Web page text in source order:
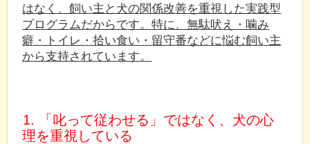
はなく、飼い主と犬の関係改善を重視した実践型
プログラムだからです。特に、無駄吠え・噛み
癖・トイレ・拾い食い・留守番などに悩む飼い主
から支持されています。
1. 「叱って従わせる」ではなく、犬の心
理を重視している